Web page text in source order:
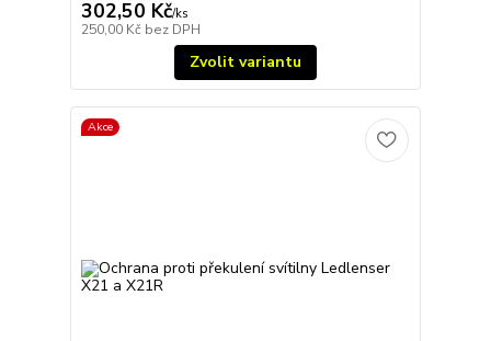
302,50 Kč/ks
250,00 Kč bez DPH
Zvolit variantu
Akce